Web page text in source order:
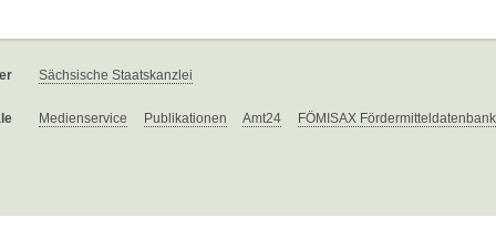
Sächsische Staatskanzlei
Medienservice Publikationen Amt24 FÖMISAX Fördermitteldatenbank